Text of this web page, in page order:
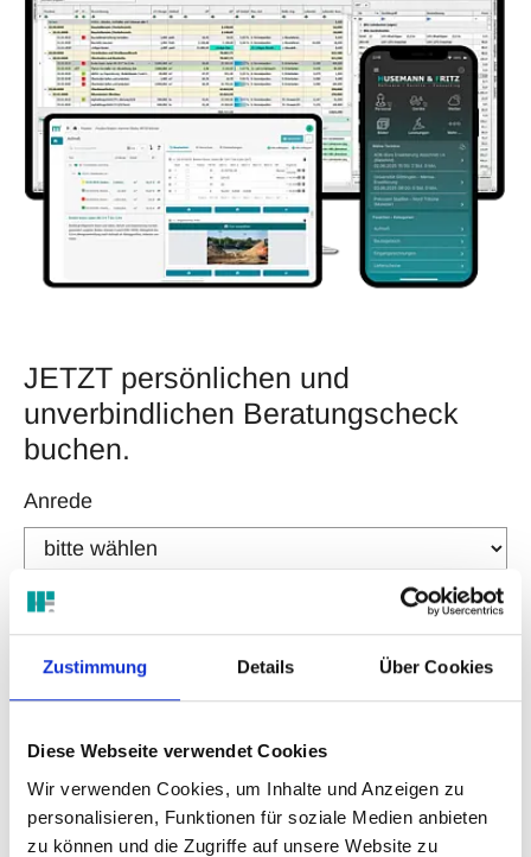
Zustimmung Details Über Cookies
Diese Webseite verwendet Cookies
Wir verwenden Cookies, um Inhalte und Anzeigen zu
personalisieren, Funktionen für soziale Medien anbieten
zu können und die Zugriffe auf unsere Website zu
JETZT persönlichen und
unverbindlichen Beratungscheck
buchen.
Anrede
E-Mail*